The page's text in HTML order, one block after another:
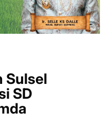
Sulsel
SD